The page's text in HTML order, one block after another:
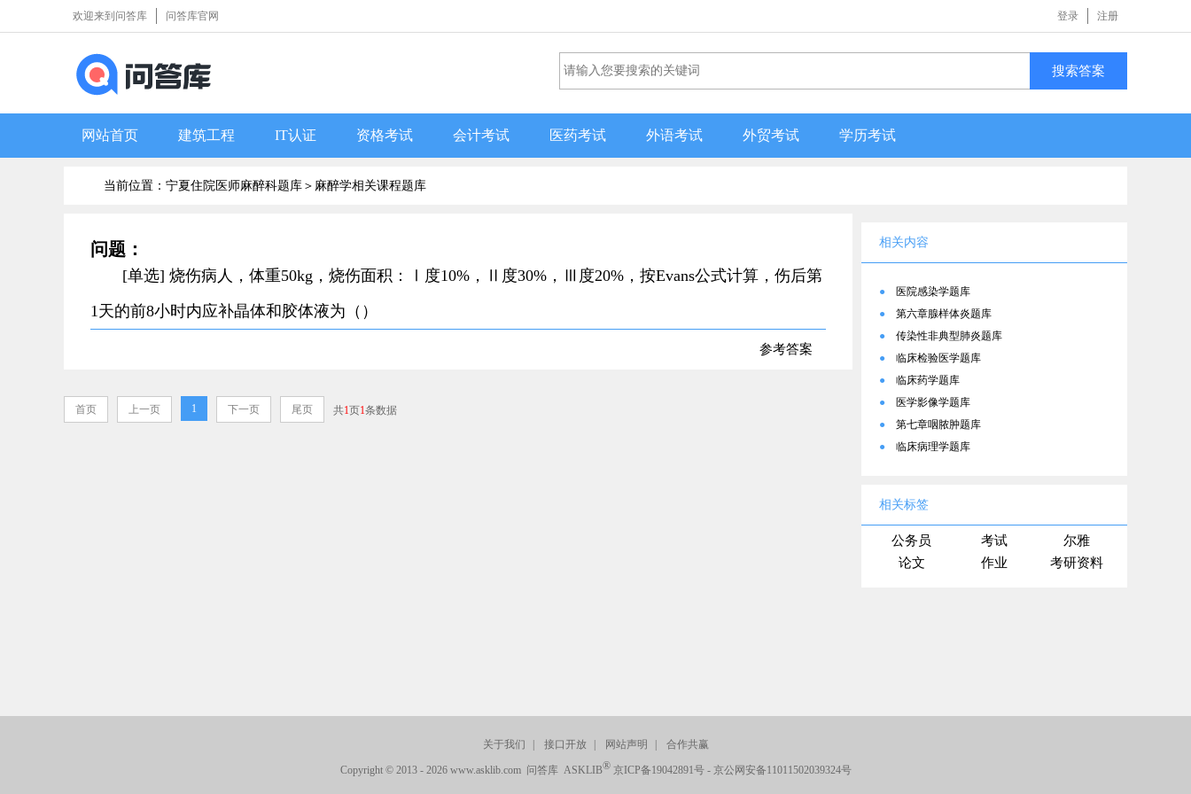
登录 注册
欢迎来到问答库 问答库官网
搜索答案
网站首页 建筑工程 IT认证 资格考试 会计考试 医药考试 外语考试 外贸考试 学历考试
当前位置：宁夏住院医师麻醉科题库＞ 麻醉学相关课程题库
问题：
[单选] 烧伤病人，体重50kg，烧伤面积：Ⅰ度10%，Ⅱ度30%，Ⅲ度20%，按Evans公式计算，伤后第
1天的前8小时内应补晶体和胶体液为（）
参考答案
首页 上一页 1 下一页 尾页 共1页1条数据
相关内容
●
医院感染学题库
●
第六章腺样体炎题库
●
传染性非典型肺炎题库
●
临床检验医学题库
●
临床药学题库
●
医学影像学题库
●
第七章咽脓肿题库
●
临床病理学题库
相关标签
公务员 考试
尔雅
论文
作业 考研资料
关于我们 接口开放 网站声明 合作共赢
Copyright © 2013 - 2026 www.asklib.com 问答库 ASKLIB® 京ICP备19042891号- 京公网安备11011502039324号